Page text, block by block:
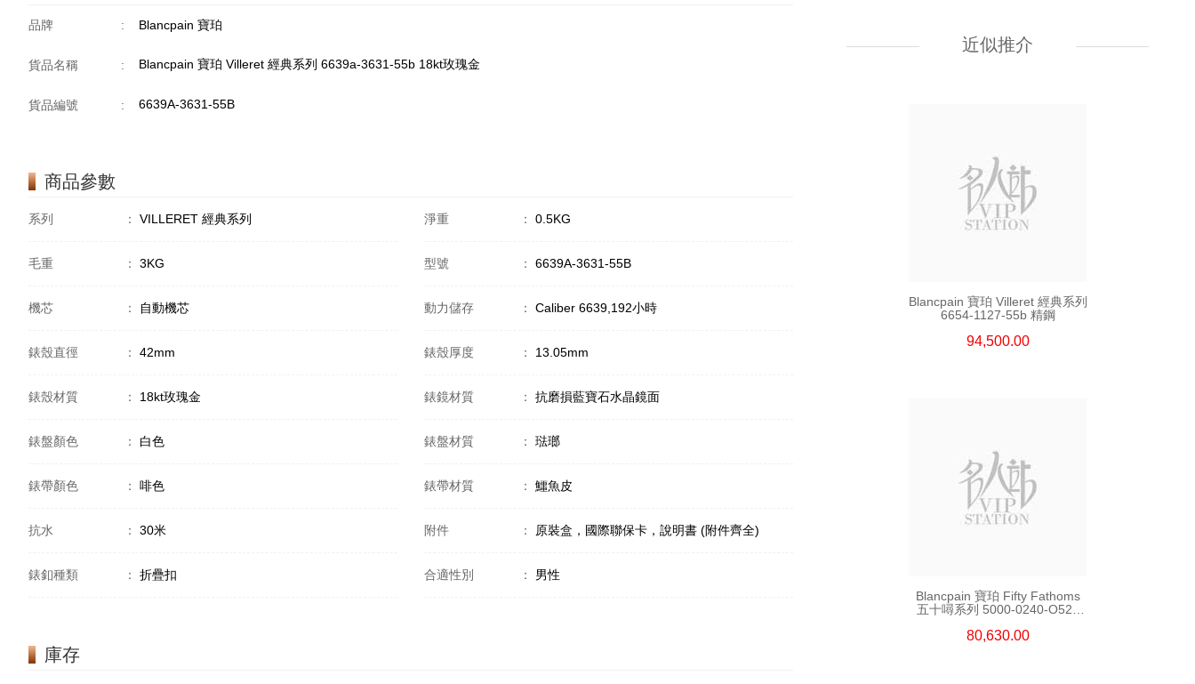
品牌 : Blancpain 寶珀
貨品名稱 : Blancpain 寶珀 Villeret 經典系列 6639a-3631-55b 18kt玫瑰金
貨品編號 : 6639A-3631-55B
商品參數
系列 ： VILLERET 經典系列 淨重 ： 0.5KG
毛重 ： 3KG 型號 ： 6639A-3631-55B
機芯 ： 自動機芯 動力儲存 ： Caliber 6639,192小時
錶殼直徑 ： 42mm 錶殼厚度 ： 13.05mm
錶殼材質 ： 18kt玫瑰金 錶鏡材質 ： 抗磨損藍寶石水晶鏡面
錶盤顏色 ： 白色 錶盤材質 ： 琺瑯
錶帶顏色 ： 啡色 錶帶材質 ： 鱷魚皮
抗水 ： 30米 附件 ： 原裝盒，國際聯保卡，說明書 (附件齊全)
錶釦種類 ： 折疊扣 合適性別 ： 男性
庫存
近似推介
94,500.00
Blancpain 寶珀 Villeret 經典系列
6654-1127-55b 精鋼
94,500.00
Blancpain 寶珀 Fifty Fathoms
五十噚系列 5000-0240-O52a
80,630.00